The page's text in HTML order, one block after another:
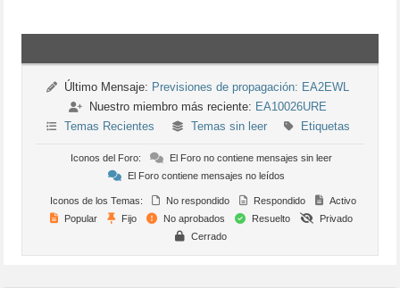
Último Mensaje: Previsiones de propagación: EA2EWL
Nuestro miembro más reciente: EA10026URE
Temas Recientes
Temas sin leer Etiquetas
Iconos del Foro:
El Foro no contiene mensajes sin leer
El Foro contiene mensajes no leídos
Iconos de los Temas: No respondido Respondido
Activo
Popular
Fijo No aprobados Resuelto
Privado
Cerrado